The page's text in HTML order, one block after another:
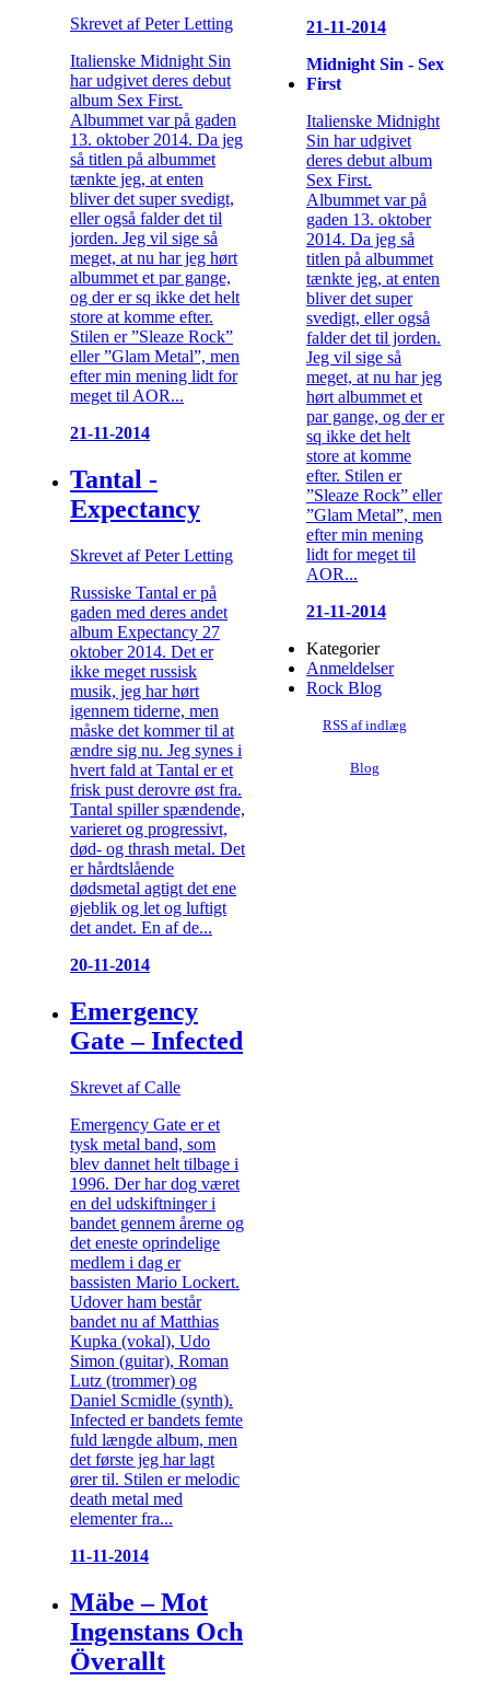
Skrevet af Peter Letting
Italienske Midnight Sin
har udgivet deres debut
album Sex First.
Albummet var på gaden
13. oktober 2014. Da jeg
så titlen på albummet
tænkte jeg, at enten
bliver det super svedigt,
eller også falder det til
jorden. Jeg vil sige så
meget, at nu har jeg hørt
albummet et par gange,
og der er sq ikke det helt
store at komme efter.
Stilen er ”Sleaze Rock”
eller ”Glam Metal”, men
efter min mening lidt for
meget til AOR...
21-11-2014
Tantal -
Expectancy
Skrevet af Peter Letting
Russiske Tantal er på
gaden med deres andet
album Expectancy 27
oktober 2014. Det er
ikke meget russisk
musik, jeg har hørt
igennem tiderne, men
måske det kommer til at
ændre sig nu. Jeg synes i
hvert fald at Tantal er et
frisk pust derovre øst fra.
Tantal spiller spændende,
varieret og progressivt,
død- og thrash metal. Det
er hårdtslående
dødsmetal agtigt det ene
øjeblik og let og luftigt
det andet. En af de...
20-11-2014
Emergency
Gate – Infected
Skrevet af Calle
Emergency Gate er et
tysk metal band, som
blev dannet helt tilbage i
1996. Der har dog været
en del udskiftninger i
bandet gennem årerne og
det eneste oprindelige
medlem i dag er
bassisten Mario Lockert.
Udover ham består
bandet nu af Matthias
Kupka (vokal), Udo
Simon (guitar), Roman
Lutz (trommer) og
Daniel Scmidle (synth).
Infected er bandets femte
fuld længde album, men
det første jeg har lagt
ører til. Stilen er melodic
death metal med
elementer fra...
11-11-2014
Mäbe – Mot
Ingenstans Och
Överallt
21-11-2014
Midnight Sin - Sex
First
Italienske Midnight
Sin har udgivet
deres debut album
Sex First.
Albummet var på
gaden 13. oktober
2014. Da jeg så
titlen på albummet
tænkte jeg, at enten
bliver det super
svedigt, eller også
falder det til jorden.
Jeg vil sige så
meget, at nu har jeg
hørt albummet et
par gange, og der er
sq ikke det helt
store at komme
efter. Stilen er
”Sleaze Rock” eller
”Glam Metal”, men
efter min mening
lidt for meget til
AOR...
21-11-2014
Kategorier
Anmeldelser
Rock Blog
RSS af indlæg
Blog